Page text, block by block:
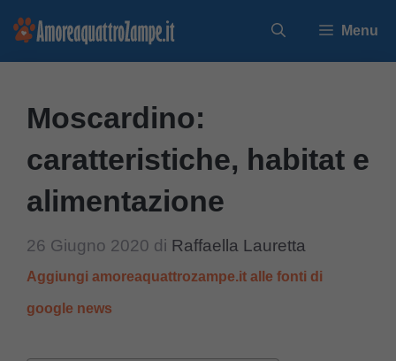
Vai
Menu
Moscardino:
caratteristiche, habitat e
alimentazione
26 Giugno 2020 di Raffaella Lauretta
Aggiungi amoreaquattrozampe.it alle fonti di
google news